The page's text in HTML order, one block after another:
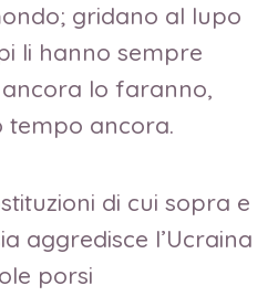
gridano al lupo
li hanno sempre
lo faranno,
tempo ancora.
di cui sopra e
aggredisce l’Ucraina
porsi